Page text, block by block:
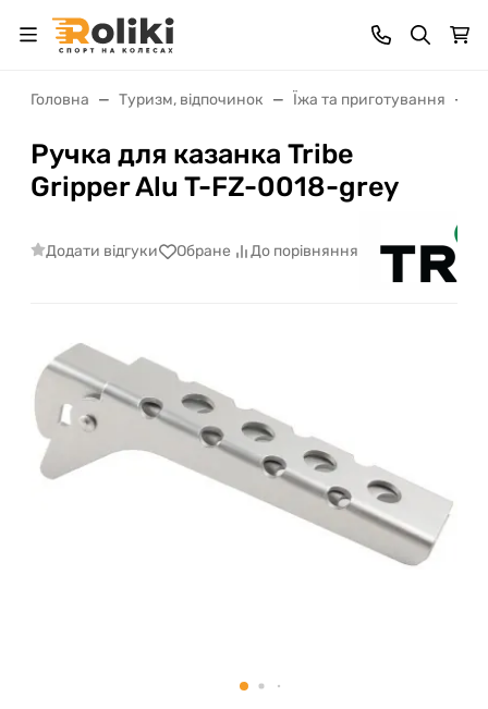
Головна Туризм, відпочинок Їжа та приготування
Ручка для казанка Tribe
Gripper Alu T-FZ-0018-grey
Додати відгуки Обране До порівняння